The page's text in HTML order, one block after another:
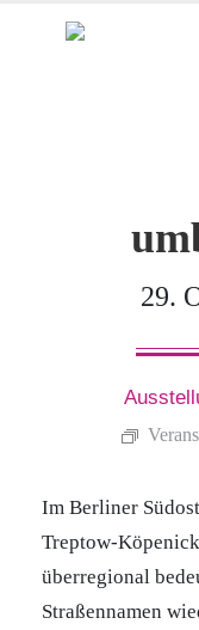
29.
Im Berliner
Treptow-
überregional
Straßennamen